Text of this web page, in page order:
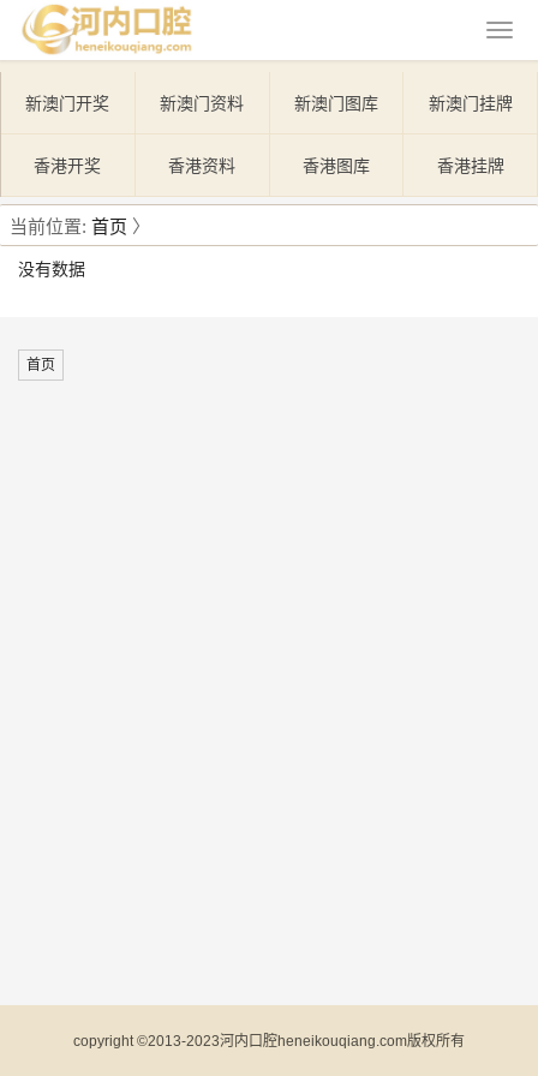
新澳门开奖 新澳门资料 新澳门图库 新澳门挂牌
香港开奖 香港资料 香港图库 香港挂牌
当前位置: 首页 〉
没有数据
首页
copyright ©2013-2023河内口腔heneikouqiang.com版权所有